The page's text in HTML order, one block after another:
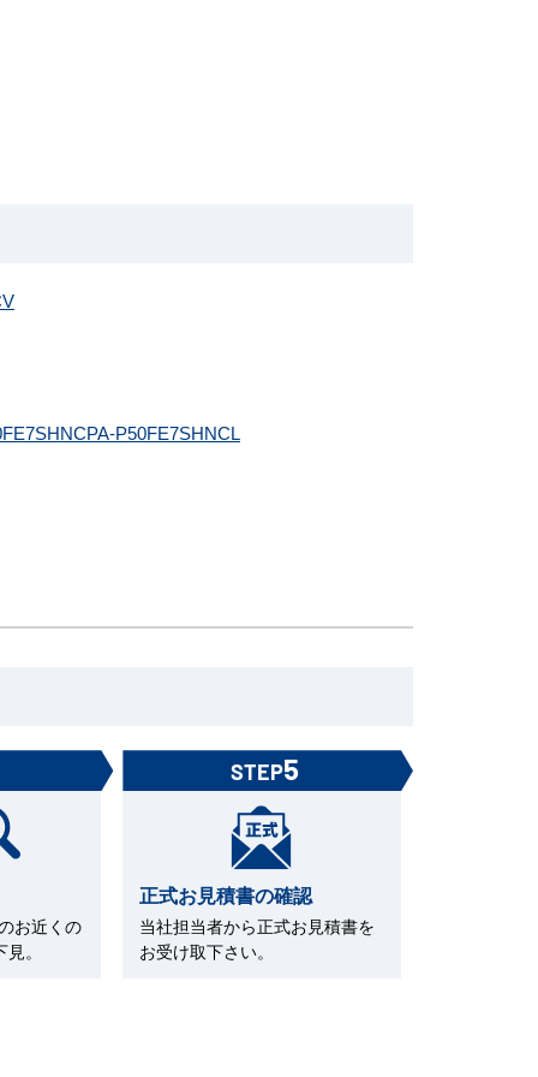
PA-P50FE7SHNCL
お近くの
。
STEP5
正式お見積書の確認
当社担当者から正式お見積書を
お受け取下さい。